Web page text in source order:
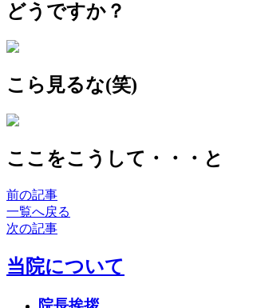
どうですか？
こら見るな(笑)
ここをこうして・・・と
前の記事
一覧へ戻る
次の記事
当院について